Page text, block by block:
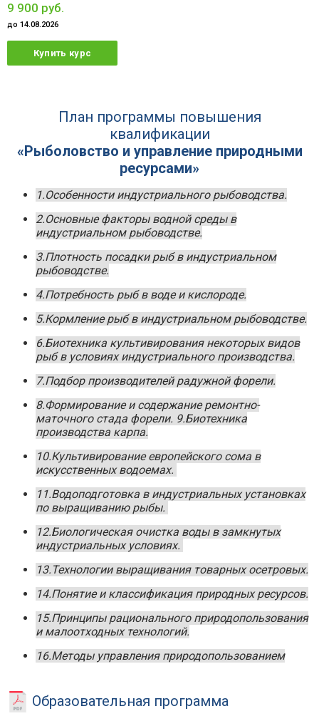
9 900 руб.
до 14.08.2026
Купить курс
План программы повышения
квалификации
«Рыболовство и управление природными
ресурсами»
1.Особенности индустриального рыбоводства.
2.Основные факторы водной среды в
индустриальном рыбоводстве.
3.Плотность посадки рыб в индустриальном
рыбоводстве.
4.Потребность рыб в воде и кислороде.
5.Кормление рыб в индустриальном рыбоводстве.
6.Биотехника культивирования некоторых видов
рыб в условиях индустриального производства.
7.Подбор производителей радужной форели.
8.Формирование и содержание ремонтно-
маточного стада форели. 9.Биотехника
производства карпа.
10.Культивирование европейского сома в
искусственных водоемах.
11.Водоподготовка в индустриальных установках
по выращиванию рыбы.
12.Биологическая очистка воды в замкнутых
индустриальных условиях.
13.Технологии выращивания товарных осетровых.
14.Понятие и классификация природных ресурсов.
15.Принципы рационального природопользования
и малоотходных технологий.
16.Методы управления природопользованием
Образовательная программа